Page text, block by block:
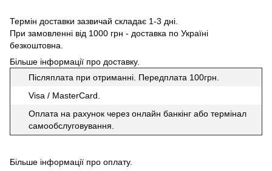
Термін доставки зазвичай складає 1-3 дні.
При замовленні від 1000 грн - доставка по Україні
безкоштовна.
Більше інформації про доставку.
Післяплата при отриманні. Передплата 100грн.
Visa / MasterCard.
Оплата на рахунок через онлайн банкінг або термінал
самообслуговування.
Більше інформації про оплату.